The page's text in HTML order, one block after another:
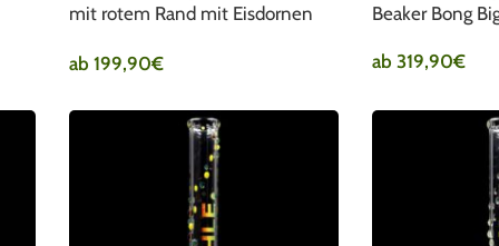
mit rotem Rand mit Eisdornen
ab 199,90€
Beaker Bong
ab 319,90€